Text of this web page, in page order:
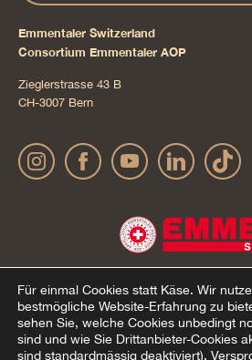
Emmentaler Switzerland
Consortium Emmentaler AOP
Zieglerstrasse 43 B
CH-3007 Bern
© 2022 Emmentaler AOP |Impressum |
Erklärung
Für einmal Cookies statt Käse. Wir
bestmögliche Website-Erfahrung zu
sehen Sie, welche Cookies unbedingt
sind und wie Sie Drittanbieter-Cookies
sind standardmässig deaktiviert).